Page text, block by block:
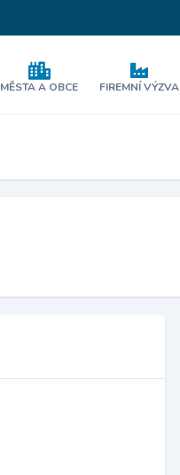
MĚSTA A OBCE FIREMNÍ VÝZVA